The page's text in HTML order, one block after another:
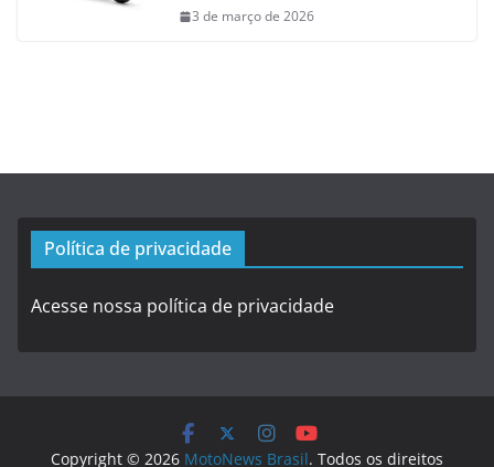
3 de março de 2026
Política de privacidade
Acesse nossa política de privacidade
Copyright © 2026 MotoNews Brasil. Todos os direitos